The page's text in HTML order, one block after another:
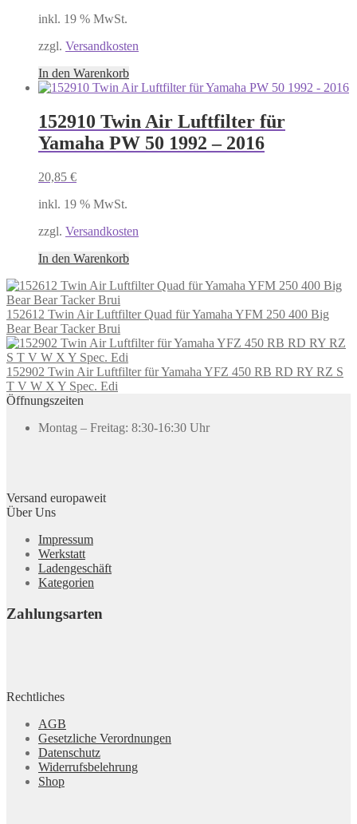
inkl. 19 % MwSt.
zzgl. Versandkosten
In den Warenkorb
152910 Twin Air Luftfilter für
Yamaha PW 50 1992 – 2016
20,85 €
inkl. 19 % MwSt.
zzgl. Versandkosten
In den Warenkorb
152612 Twin Air Luftfilter Quad für Yamaha YFM 250 400 Big
Bear Bear Tacker Brui
152902 Twin Air Luftfilter für Yamaha YFZ 450 RB RD RY RZ S
T V W X Y Spec. Edi
Öffnungszeiten
Montag – Freitag: 8:30-16:30 Uhr
Versand europaweit
Über Uns
Impressum
Werkstatt
Ladengeschäft
Kategorien
Zahlungsarten
Rechtliches
AGB
Gesetzliche Verordnungen
Datenschutz
Widerrufsbelehrung
Shop